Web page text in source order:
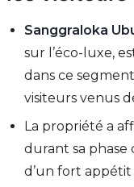
Sanggraloka
sur l’éco-luxe,
dans ce
visiteurs venus
La propriété a
durant sa
d’un fort